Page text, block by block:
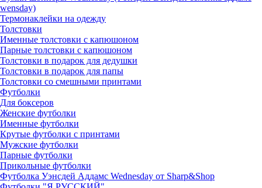
wensday)
Термонаклейки на одежду
Толстовки
Именные толстовки с капюшоном
Парные толстовки с капюшоном
Толстовки в подарок для дедушки
Толстовки в подарок для папы
Толстовки со смешными принтами
Футболки
Для боксеров
Женские футболки
Именные футболки
Крутые футболки с принтами
Мужские футболки
Парные футболки
Прикольные футболки
Футболка Уэнсдей Аддамс Wednesday от Sharp&Shop